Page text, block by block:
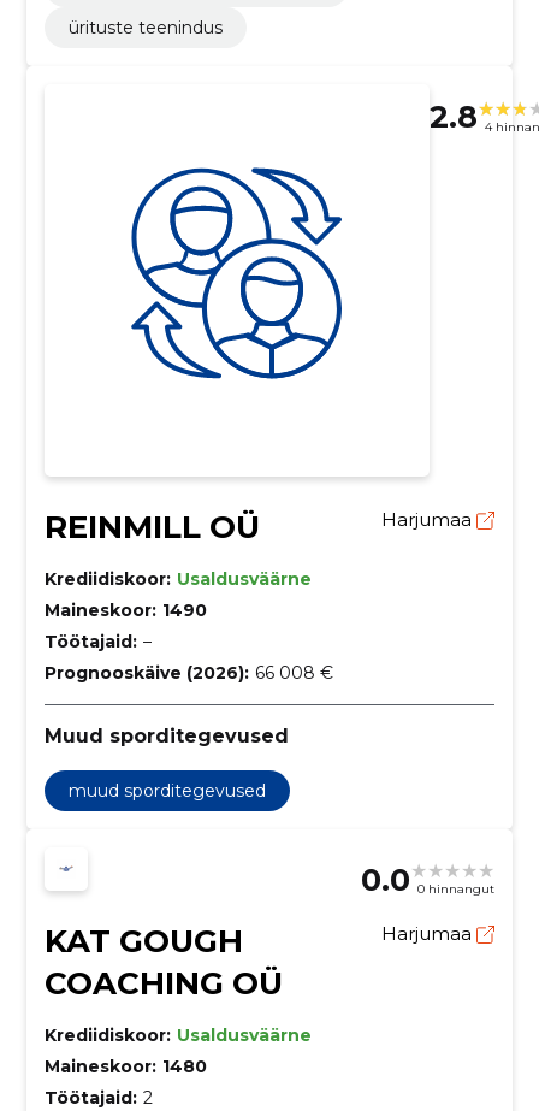
ürituste teenindus
2.8 4
REINMILL OÜ Harjumaa
Krediidiskoor: Usaldusväärne
Maineskoor: 1490
Töötajaid: –
Prognooskäive (2026): 66 008 €
Muud sporditegevused
muud sporditegevused
0.0 0 hinnangut
KAT GOUGH
COACHING OÜ
Harjumaa
Krediidiskoor: Usaldusväärne
Maineskoor: 1480
Töötajaid: 2